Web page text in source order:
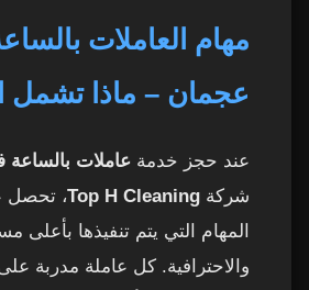
مهام العاملات
عجمان – ماذا تشمل
عند حجز خدمة عاملات
شركة Top H Cleaning، تحصل
المهام التي يتم تنفيذها بأعلى
والاحترافية. كل عاملة مدربة